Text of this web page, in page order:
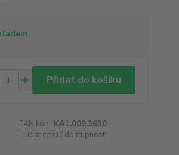
Přidat do košíku
EAN kód: KA1.009.3630
Hlídat cenu / dostupnost